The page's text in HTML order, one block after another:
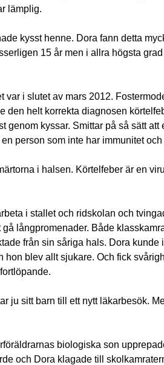
lämplig.
kysst henne. Dora fann detta
15 år men i allra högsta
i slutet av mars 2012.
helt korrekta diagnosen
kyssar. Smittar på så sätt att
person som inte har immunitet
i halsen. Körtelfeber är en
i stallet och ridskolan och
långpromenader. Både
från sin såriga hals. Dora kunde
blev allt sjukare. Och fick
ju sitt barn till ett nytt läkarbesök.
biologiska son
och Dora klagade till